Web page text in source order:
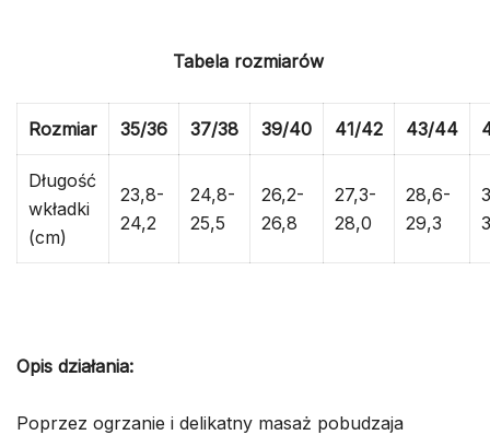
Tabela rozmiarów
Rozmiar 35/36 37/38 39/40 41/42 43/44
Długość
wkładki
(cm)
23,8-
24,2
24,8-
25,5
26,2-
26,8
27,3-
28,0
28,6-
29,3
Opis działania:
Poprzez ogrzanie i delikatny masaż pobudzaja